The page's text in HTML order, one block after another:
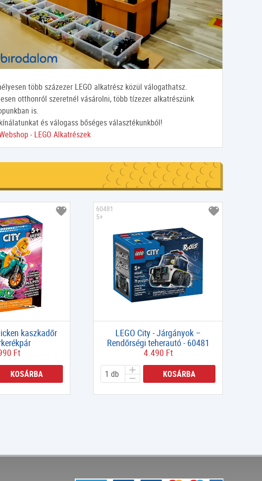
több százezer LEGO alkatrész közül válogathatsz.
otthonról szeretnél vásárolni, több tízezer alkatrészünk
is.
és válogass bőséges választékunkból!
- LEGO Alkatrészek
kaszkadőr
Ft
KOSÁRBA
LEGO City - Járgányok –
Rendőrségi teherautó - 60481
4.490 Ft
KOSÁRBA
60481
5+